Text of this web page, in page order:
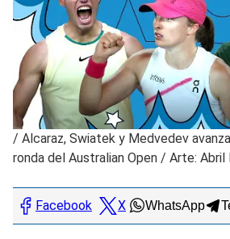
/ Alcaraz, Swiatek y Medvedev
ronda del Australian Open / Arte: Abril
Facebook X WhatsApp